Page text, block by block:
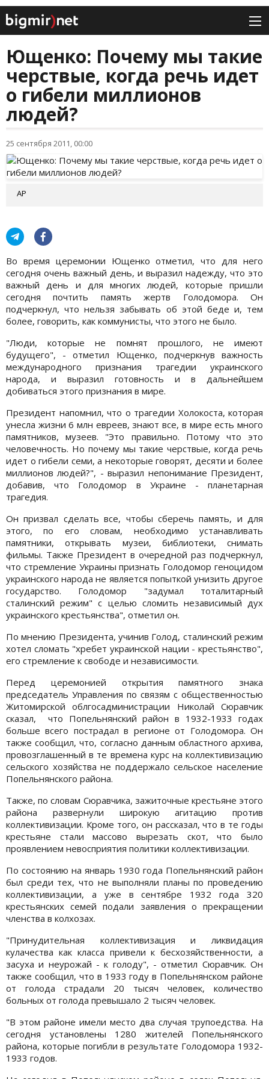
Ющенко: Почему мы такие
черствые, когда речь идет
о гибели миллионов
людей?
25 сентября 2011, 00:00
АР
Во время церемонии Ющенко отметил, что для него
сегодня очень важный день, и выразил надежду, что это
важный день и для многих людей, которые пришли
сегодня почтить память жертв Голодомора. Он
подчеркнул, что нельзя забывать об этой беде и, тем
более, говорить, как коммунисты, что этого не было.
"Люди, которые не помнят прошлого, не имеют
будущего", - отметил Ющенко, подчеркнув важность
международного признания трагедии украинского
народа, и выразил готовность и в дальнейшем
добиваться этого признания в мире.
Президент напомнил, что о трагедии Холокоста, которая
унесла жизни 6 млн евреев, знают все, в мире есть много
памятников, музеев. "Это правильно. Потому что это
человечность. Но почему мы такие черствые, когда речь
идет о гибели семи, а некоторые говорят, десяти и более
миллионов людей?", - выразил непонимание Президент,
добавив, что Голодомор в Украине - планетарная
трагедия.
Он призвал сделать все, чтобы сберечь память, и для
этого, по его словам, необходимо устанавливать
памятники, открывать музеи, библиотеки, снимать
фильмы. Также Президент в очередной раз подчеркнул,
что стремление Украины признать Голодомор геноцидом
украинского народа не является попыткой унизить другое
государство. Голодомор "задумал тоталитарный
сталинский режим" с целью сломить независимый дух
украинского крестьянства", отметил он.
По мнению Президента, учинив Голод, сталинский режим
хотел сломать "хребет украинской нации - крестьянство",
его стремление к свободе и независимости.
Перед церемонией открытия памятного знака
председатель Управления по связям с общественностью
Житомирской облгосадминистрации Николай Сюравчик
сказал, что Попельнянский район в 1932-1933 годах
больше всего пострадал в регионе от Голодомора. Он
также сообщил, что, согласно данным областного архива,
провозглашенный в те времена курс на коллективизацию
сельского хозяйства не поддержало сельское население
Попельнянского района.
Также, по словам Сюравчика, зажиточные крестьяне этого
района развернули широкую агитацию против
коллективизации. Кроме того, он рассказал, что в те годы
крестьяне стали массово вырезать скот, что было
проявлением невосприятия политики коллективизации.
По состоянию на январь 1930 года Попельнянский район
был среди тех, что не выполняли планы по проведению
коллективизации, а уже в сентябре 1932 года 320
крестьянских семей подали заявления о прекращении
членства в колхозах.
"Принудительная коллективизация и ликвидация
кулачества как класса привели к бесхозяйственности, а
засуха и неурожай - к голоду", - отметил Сюравчик. Он
также сообщил, что в 1933 году в Попельнянском районе
от голода страдали 20 тысяч человек, количество
больных от голода превышало 2 тысяч человек.
"В этом районе имели место два случая трупоедства. На
сегодня установлены 1280 жителей Попельнянского
района, которые погибли в результате Голодомора 1932-
1933 годов.